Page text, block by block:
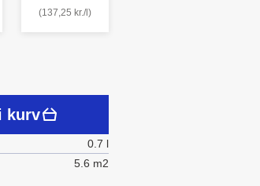
(137,25 kr./l)
kurv
0.7 l
5.6 m2